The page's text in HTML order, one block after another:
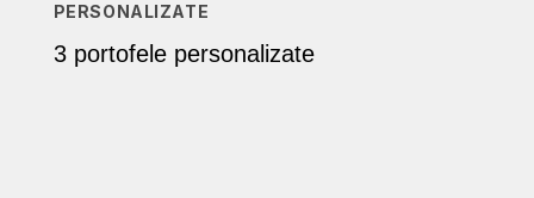
PERSONALIZATE
3 portofele personalizate